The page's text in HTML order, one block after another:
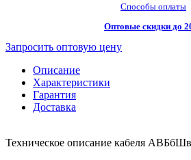
Способы оплаты
Оптовые скидки до
Запросить оптовую цену
Описание
Характеристики
Гарантия
Доставка
Техническое описание кабеля